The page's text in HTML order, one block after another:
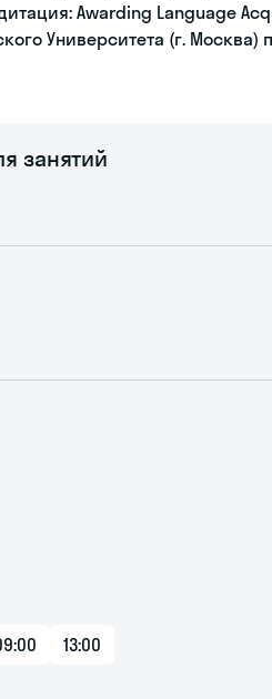
Awarding Language
Университета (г. Москва)
занятий
13:00